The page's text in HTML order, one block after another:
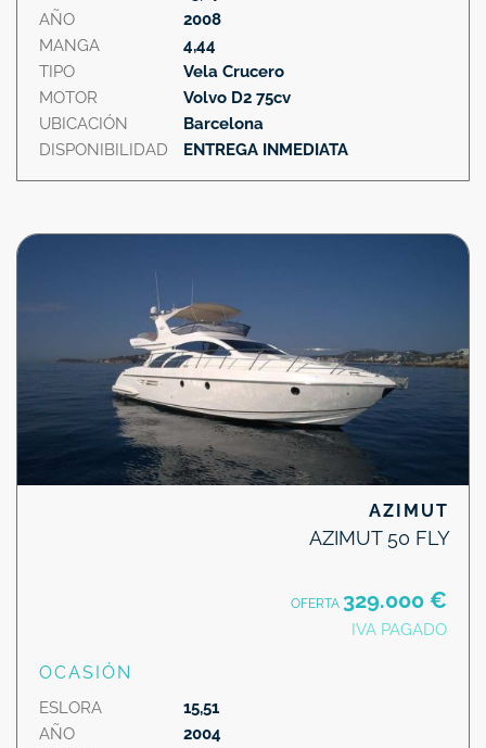
AÑO
MANGA
TIPO
MOTOR
UBICACIÓN
DISPONIBILIDAD
2008
4,44
Vela Crucero
Volvo D2 75cv
Barcelona
ENTREGA INMEDIATA
AZIMUT
AZIMUT 50 FLY
OFERTA 329.000 €
IVA PAGADO
OCASIÓN
ESLORA
AÑO
15,51
2004